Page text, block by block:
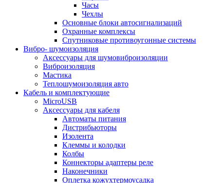
Часы
Чехлы
Основные блоки автосигнализаций
Охранные комплексы
Спутниковые противоугонные системы
Вибро- шумоизоляция
Аксессуары для шумовиброизоляции
Виброизоляция
Мастика
Теплошумоизоляция авто
Кабель и комплектующие
MicroUSB
Аксессуары для кабеля
Автоматы питания
Дистрибьюторы
Изолента
Клеммы и колодки
Колбы
Коннекторы адаптеры реле
Наконечники
Оплетка кожухтермоусадка